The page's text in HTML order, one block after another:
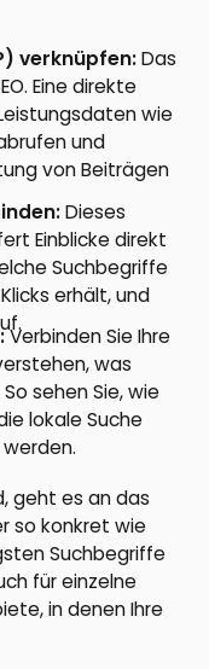
verknüpfen:Das
Eine direkte
wie
und
von Beiträgen
Dieses
Einblicke direkt
Suchbegriffe
erhält, und
Verbinden Sie Ihre
was
sehen Sie, wie
lokale Suche
geht es an das
so konkret wie
Suchbegriffe
für einzelne
in denen Ihre